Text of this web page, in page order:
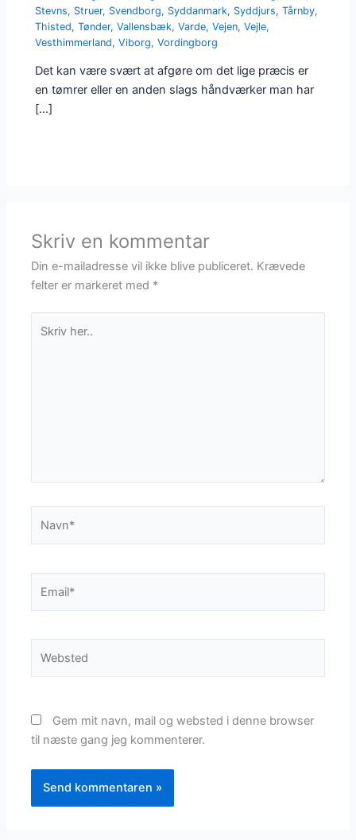
Stevns, Struer, Svendborg, Syddanmark, Syddjurs,Tårnby,
Thisted,Tønder,Vallensbæk,Varde,Vejen,Vejle,
Vesthimmerland,Viborg,Vordingborg
Det kan være svært at afgøre om det lige præcis er
en tømrer eller en anden slags håndværker man har
[…]
Skriv en kommentar
Din e-mailadresse vil ikke blive publiceret. Krævede
felter er markeret med *
her..
Gem mit navn, mail og websted i denne browser
til næste gang jeg kommenterer.